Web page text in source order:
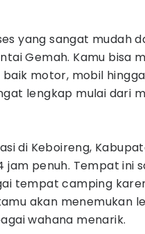
yang sangat mudah
Gemah. Kamu bisa
motor, mobil hingga
lengkap mulai dari
di Keboireng,
jam penuh. Tempat ini
tempat camping
akan menemukan
wahana menarik.